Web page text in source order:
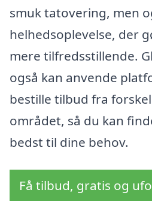
smuk tatovering, men
helhedsoplevelse, der
mere tilfredsstillende.
også kan anvende
bestille tilbud fra
området, så du kan
bedst til dine behov.
Få tilbud, gratis og